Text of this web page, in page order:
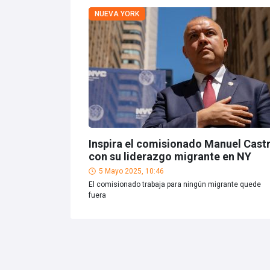
NUEVA YORK
Inspira el comisionado Manuel
con su liderazgo migrante en NY
5 Mayo 2025, 10:46
El comisionado trabaja para ningún migrante quede
fuera